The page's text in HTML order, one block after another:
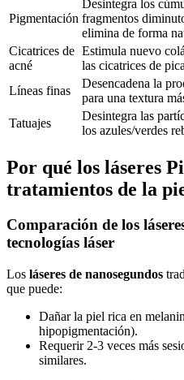
Pigmentación
Desintegra los
fragmentos
elimina de forma
Cicatrices de
acné
Estimula nuevo
las cicatrices de
Líneas finas
Desencadena la
para una textura
Tatuajes
Desintegra las
los azules/verdes
Por qué los láseres
tratamientos de la
Comparación de los
tecnologías láser
Los láseres de nanosegundos
que puede:
Dañar la piel rica en
hipopigmentación).
Requerir 2-3 veces más
similares.